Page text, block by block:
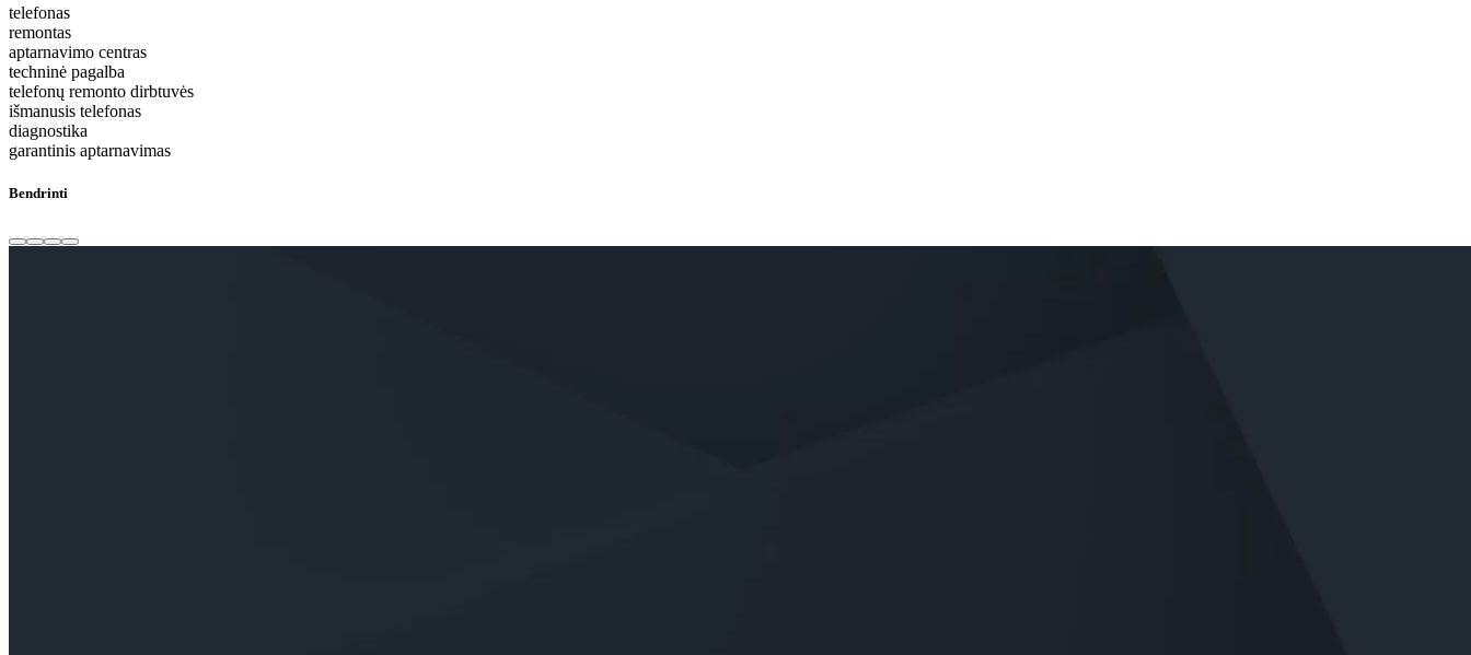
telefonas
remontas
aptarnavimo centras
techninė pagalba
telefonų remonto dirbtuvės
išmanusis telefonas
diagnostika
garantinis aptarnavimas
Bendrinti